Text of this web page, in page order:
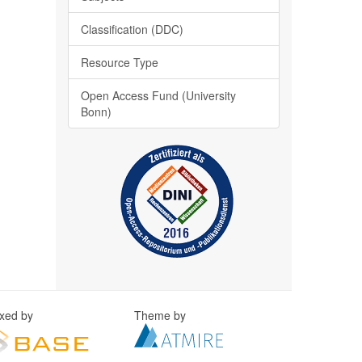
Classification (DDC)
Resource Type
Open Access Fund (University
Bonn)
by Theme by